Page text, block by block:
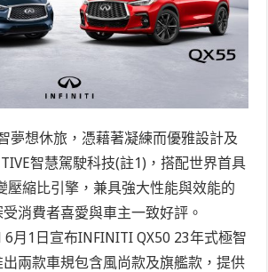
夢想休旅，憑藉著凝練而優雅設計及
智慧駕駛科技(註1) ，搭配世界首具
壓縮比引擎，兼具強大性能與效能的
消費者喜愛與車主一致好評。
6月1日宣布INFINITI QX50 23年式極智
兩款車規包含風尚款及旗艦款，提供